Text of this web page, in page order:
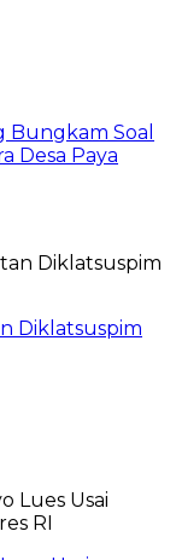
Bungkam Soal
Desa Paya
Diklatsuspim